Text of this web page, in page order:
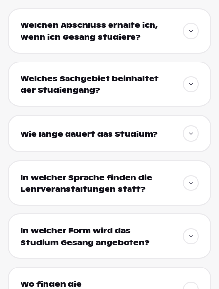
Welchen Abschluss erhalte ich,
wenn ich Gesang studiere?
Welches Sachgebiet beinhaltet
der Studiengang?
Wie lange dauert das Studium?
In welcher Sprache finden die
Lehrveranstaltungen statt?
In welcher Form wird das
Studium Gesang angeboten?
Wo finden die